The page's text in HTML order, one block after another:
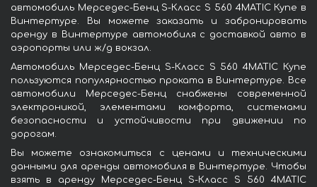
автомобиль Мерседес-Бенц S-Класс S 560 4MATIC Купе в
Винтертуре. Вы можете заказать и забронировать
аренду в Винтертуре автомобиля с доставкой авто в
аэропорты или ж/д вокзал.
Автомобиль Мерседес-Бенц S-Класс S 560 4MATIC Купе
пользуются популярностью проката в Винтертуре. Все
автомобили Мерседес-Бенц снабжены современной
электроникой, элементами комфорта, системами
безопасности и устойчивости при движении по
дорогам.
Вы можете ознакомиться с ценами и техническими
данными для аренды автомобиля в Винтертуре. Чтобы
взять в аренду Мерседес-Бенц S-Класс S 560 4MATIC